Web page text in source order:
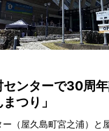
センターで30周
つり」
（屋久島町宮之浦）と